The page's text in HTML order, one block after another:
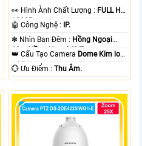
️👀 Hình Ành Chất Lượng : FULL HD
1080P .
🤖️ Công Nghệ :
IP.
❃ Nhìn Ban Đêm : Hồng Ngoại
10m Hồng Ngoại SMD.
👑 Cấu Tạo Camera Dome Kim loại
+ Nhựa.
️💮 Ưu Điểm :Thu Âm.